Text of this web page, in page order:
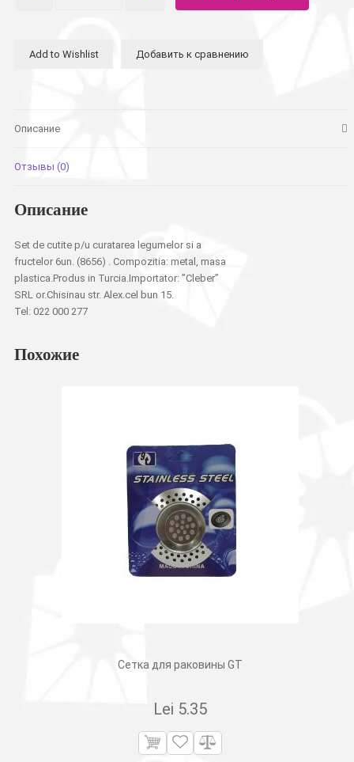
чистки
6шт.
Add to Wishlist Добавить к сравнению
Описание
Отзывы (0)
Описание
Set de cutite p/u curatarea legumelor si a
fructelor 6un. (8656) . Compozitia: metal, masa
plastica.Produs in Turcia.Importator: ”Cleber”
SRL or.Chisinau str. Alex.cel bun 15.
Tel: 022 000 277
Похожие
Сетка для раковины GT
Lei 5.35